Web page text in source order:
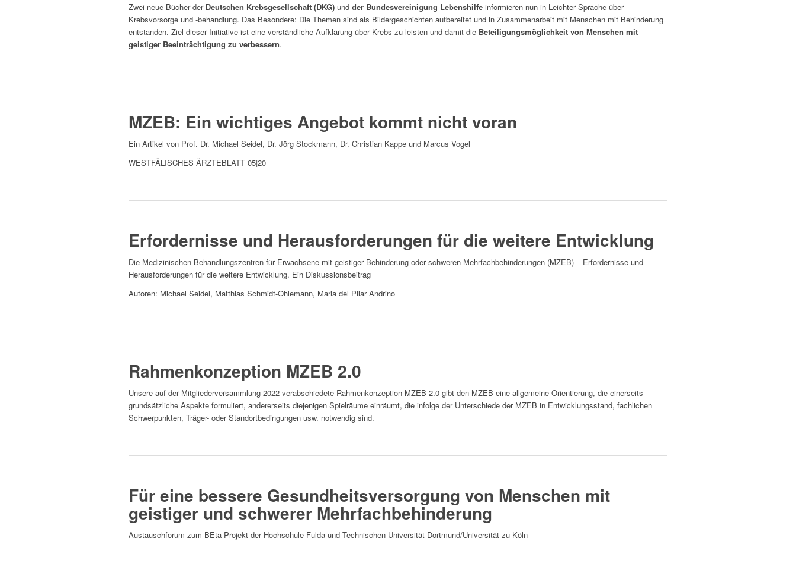
Zwei neue Bücher der Deutschen Krebsgesellschaft (DKG) und der Bundesvereinigung Lebenshilfe informieren nun in Leichter Sprache über
Krebsvorsorge und -behandlung. Das Besondere: Die Themen sind als Bildergeschichten aufbereitet und in Zusammenarbeit mit Menschen mit Behinderung
entstanden. Ziel dieser Initiative ist eine verständliche Aufklärung über Krebs zu leisten und damit die Beteiligungsmöglichkeit von Menschen mit
geistiger Beeinträchtigung zu verbessern.
MZEB: Ein wichtiges Angebot kommt nicht voran
Ein Artikel von Prof. Dr. Michael Seidel, Dr. Jörg Stockmann, Dr. Christian Kappe und Marcus Vogel
WESTFÄLISCHES ÄRZTEBLATT 05|20
Erfordernisse und Herausforderungen für die weitere Entwicklung
Die Medizinischen Behandlungszentren für Erwachsene mit geistiger Behinderung oder schweren Mehrfachbehinderungen (MZEB) – Erfordernisse und
Herausforderungen für die weitere Entwicklung. Ein Diskussionsbeitrag
Autoren: Michael Seidel, Matthias Schmidt-Ohlemann, Maria del Pilar Andrino
Rahmenkonzeption MZEB 2.0
Unsere auf der Mitgliederversammlung 2022 verabschiedete Rahmenkonzeption MZEB 2.0 gibt den MZEB eine allgemeine Orientierung, die einerseits
grundsätzliche Aspekte formuliert, andererseits diejenigen Spielräume einräumt, die infolge der Unterschiede der MZEB in Entwicklungsstand, fachlichen
Schwerpunkten, Träger- oder Standortbedingungen usw. notwendig sind.
Für eine bessere Gesundheitsversorgung von Menschen mit
geistiger und schwerer Mehrfachbehinderung
Austauschforum zum BEta-Projekt der Hochschule Fulda und Technischen Universität Dortmund/Universität zu Köln